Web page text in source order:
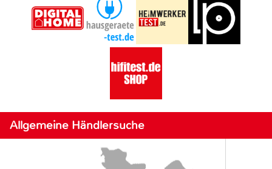
Allgemeine Händlersuche